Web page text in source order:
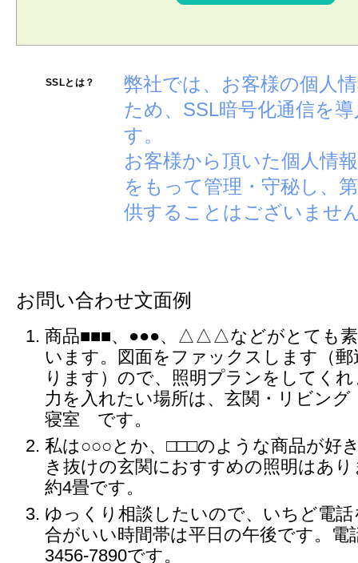
SSLとは？
弊社では、お客様の個人
ため、SSL暗号化通信を
す。
お客様から頂いた個人情
をもって管理・守秘し、
供することはございませ
お問い合わせ文面例
商品■■■、●●●、△△△などがとても素
います。図面をファックスします（
ります）ので、照明プランをしてく
力を入れたい場所は、玄関・リビン
寝室 です。
私は○○○とか、□□□のような商品が好
き抜けの玄関におすすめの照明はあ
約4畳です。
ゆっくり相談したいので、いちど電
合がいい時間帯は平日の午後です。
3456-7890です。